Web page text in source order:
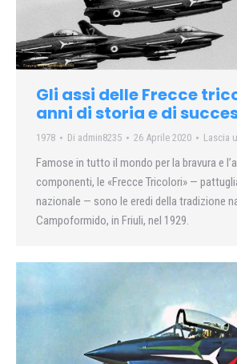
Gli assi delle Frecce
anni di storia e di
1978 Di admin8235 26 Aprile 2020 Lascia
Famose in tutto il mondo per la bravura e
componenti, le «Frecce Tricolori» —
nazionale — sono le eredi della tradizione
Campoformido, in Friuli, nel 1929.